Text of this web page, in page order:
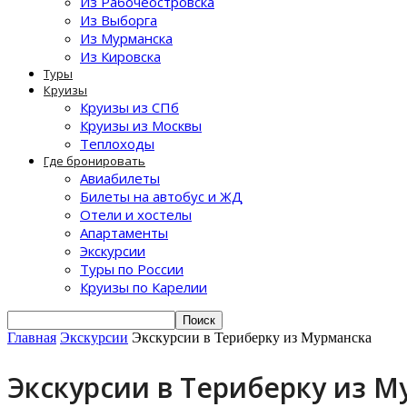
Из Выборга
Из Мурманска
Из Кировска
Туры
Круизы
Круизы из СПб
Круизы из Москвы
Теплоходы
Где бронировать
Авиабилеты
Билеты на автобус и ЖД
Отели и хостелы
Апартаменты
Экскурсии
Туры по России
Круизы по Карелии
Главная Экскурсии Экскурсии в Териберку из Мурманска
Экскурсии в Териберку из